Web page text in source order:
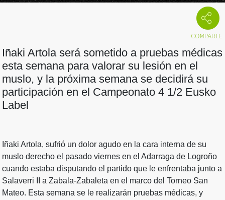
Iñaki Artola será sometido a pruebas médicas
esta semana para valorar su lesión en el
muslo, y la próxima semana se decidirá su
participación en el Campeonato 4 1/2 Eusko
Label
Iñaki Artola, sufrió un dolor agudo en la cara interna de su
muslo derecho el pasado viernes en el Adarraga de Logroño
cuando estaba disputando el partido que le enfrentaba junto a
Salaverri II a Zabala-Zabaleta en el marco del Torneo San
Mateo. Esta semana se le realizarán pruebas médicas, y